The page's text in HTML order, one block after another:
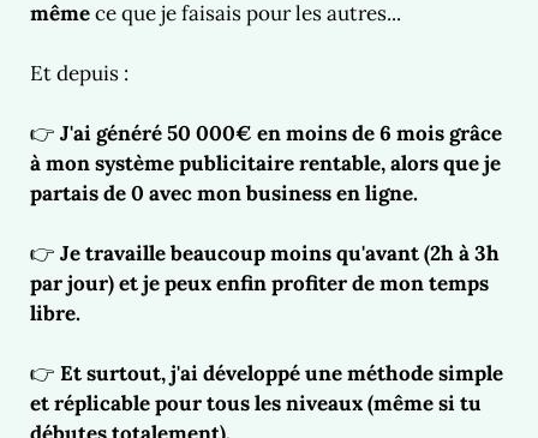
mêmece que je faisais pour les autres...
Et depuis :
👉 J'ai généré 50 000€ en moins de 6 mois grâce
à mon système publicitaire rentable, alors que je
partais de 0 avec mon business en ligne.
👉 Je travaille beaucoup moins qu'avant (2h à 3h
par jour) et je peux enfin profiter de mon temps
libre.
👉 Et surtout, j'ai développé une méthode simple
et réplicable pour tous les niveaux (même si tu